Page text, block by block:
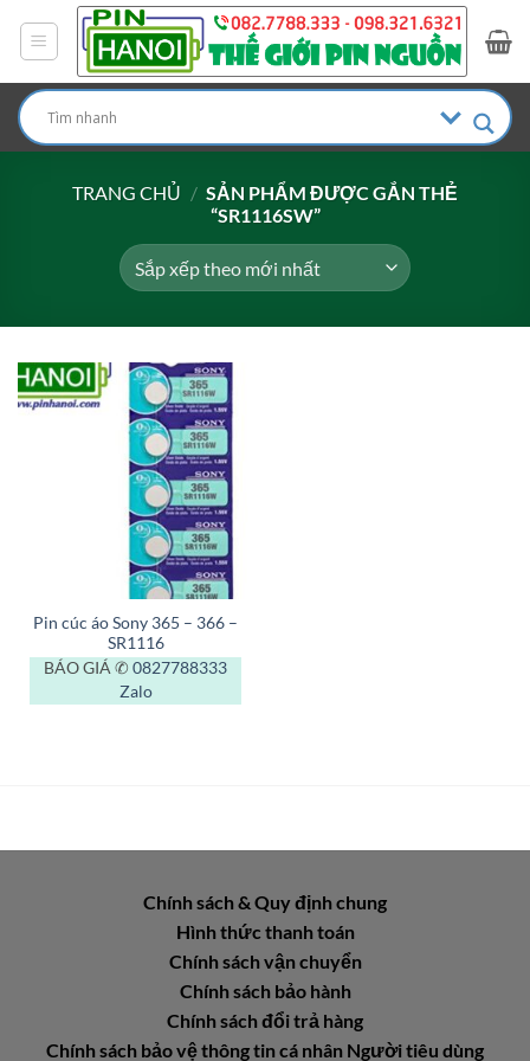
dung
TRANG CHỦ / SẢN PHẨM ĐƯỢC GẮN THẺ
“SR1116SW”
Pin cúc áo Sony 365 – 366 –
SR1116
BÁO GIÁ ✆ 0827788333
Zalo
Chính sách & Quy định chung
Hình thức thanh toán
Chính sách vận chuyển
Chính sách bảo hành
Chính sách đổi trả hàng
Chính sách bảo vệ thông tin cá nhân Người tiêu dùng